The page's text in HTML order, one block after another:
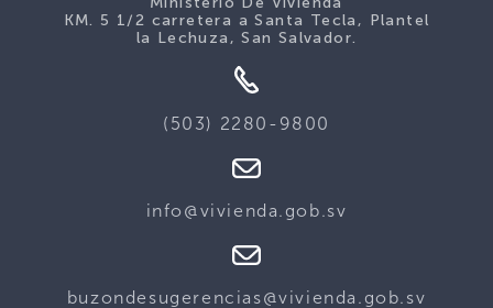
KM. 5 1/2 carretera a Santa Tecla, Plantel
la Lechuza, San Salvador.
(503) 2280-9800
info@vivienda.gob.sv
buzondesugerencias@vivienda.gob.sv